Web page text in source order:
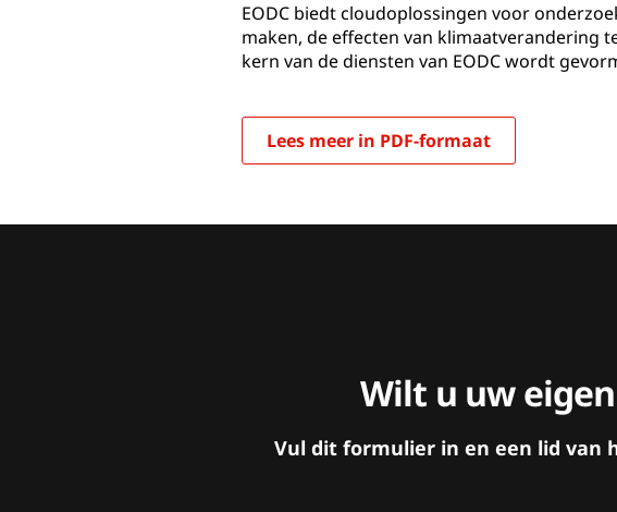
EODC biedt cloudoplossingen voor
maken, de effecten van klimaatverandering
kern van de diensten van EODC wordt
Lees meer in PDF-formaat
Wilt u uw
Vul dit formulier in en een lid van